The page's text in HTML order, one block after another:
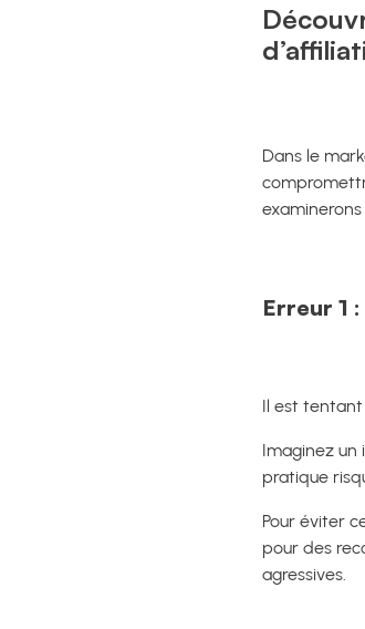
Dans le
Erreur 1
Il est tentant
Imaginez un
pratique
Pour éviter
pour des
agressives.